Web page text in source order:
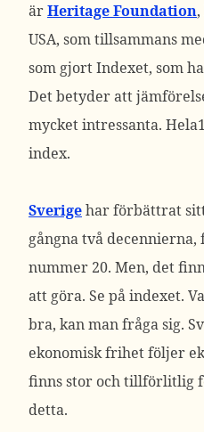
ärHeritage Foundation
USA, som tillsammans
som gjort Indexet, som
Det betyder att
mycket intressanta.
index.
Sverigehar förbättrat
gångna två
nummer 20. Men, det
att göra. Se på indexet.
bra, kan man fråga sig.
ekonomisk frihet följer
finns stor och tillförlitlig
detta.